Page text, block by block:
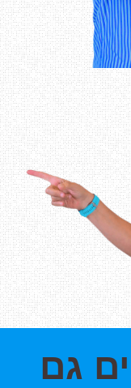
גם